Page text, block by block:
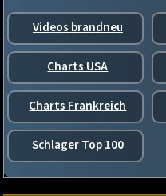
Videos brandneu
Charts USA
Charts Frankreich
Schlager Top 100